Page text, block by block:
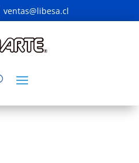
ventas@libesa.cl